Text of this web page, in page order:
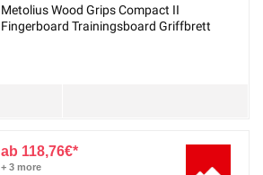
Metolius Wood Grips Compact II
Fingerboard Trainingsboard Griffbrett
118,76€
+ 3 more